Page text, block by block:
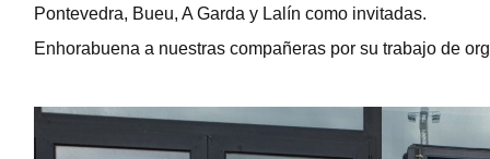
Pontevedra, Bueu, A Garda y Lalín como invitadas.
Enhorabuena a nuestras compañeras por su trabajo de